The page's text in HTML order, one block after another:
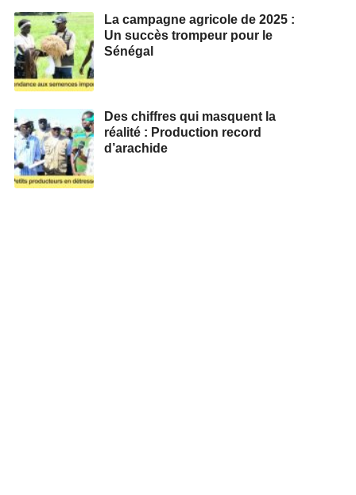
La campagne agricole de 2025 :
Un succès trompeur pour le
Sénégal
Des chiffres qui masquent la
réalité : Production record
d’arachide